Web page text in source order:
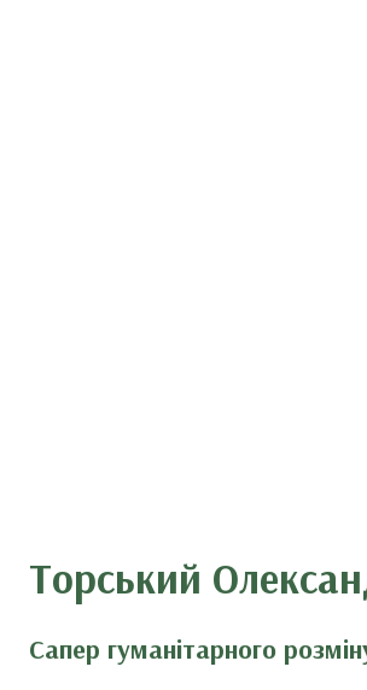
Торський
Сапер гуманітарного